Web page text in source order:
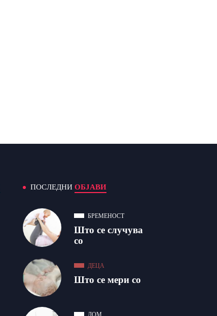
ПОСЛЕДНИ ОБЈАВИ
БРЕМЕНОСТ
Што се случува
со
ДЕЦА
Што се мери со